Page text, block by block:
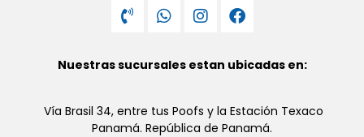
Nuestras sucursales estan ubicadas en:
Vía Brasil 34, entre tus Poofs y la Estación Texaco
Panamá. República de Panamá.